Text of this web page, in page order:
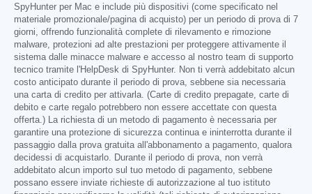
SpyHunter per Mac e include più dispositivi (come specificato nel
materiale promozionale/pagina di acquisto) per un periodo di prova di 7
giorni, offrendo funzionalità complete di rilevamento e rimozione
malware, protezioni ad alte prestazioni per proteggere attivamente il
sistema dalle minacce malware e accesso al nostro team di supporto
tecnico tramite l'HelpDesk di SpyHunter. Non ti verrà addebitato alcun
costo anticipato durante il periodo di prova, sebbene sia necessaria
una carta di credito per attivarla. (Carte di credito prepagate, carte di
debito e carte regalo potrebbero non essere accettate con questa
offerta.) La richiesta di un metodo di pagamento è necessaria per
garantire una protezione di sicurezza continua e ininterrotta durante il
passaggio dalla prova gratuita all'abbonamento a pagamento, qualora
decidessi di acquistarlo. Durante il periodo di prova, non verrà
addebitato alcun importo sul tuo metodo di pagamento, sebbene
possano essere inviate richieste di autorizzazione al tuo istituto